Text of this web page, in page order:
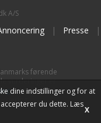
A/S
| Presse
|
førende
vurderinger er
, bilbranchens
dine indstillinger og for at
du dette. Læs
X